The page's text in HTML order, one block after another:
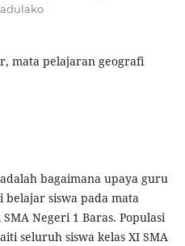
mata pelajaran geografi
bagaimana upaya guru
siswa pada mata
Negeri 1 Baras. Populasi
seluruh siswa kelas XI SMA